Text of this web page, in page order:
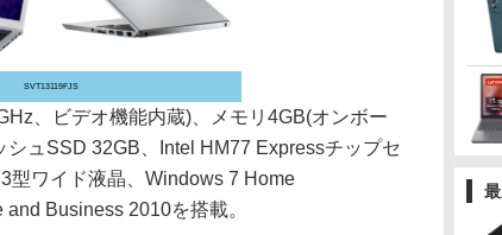
SVT13119FJS
、ビデオ機能内蔵)、メモリ4GB(オンボー
シュSSD 32GB、Intel HM77 Expressチップセ
型ワイド液晶、Windows 7 Home
Business 2010を搭載。